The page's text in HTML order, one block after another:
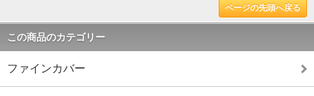
ページの先頭へ戻る
この商品のカテゴリー
ファインカバー